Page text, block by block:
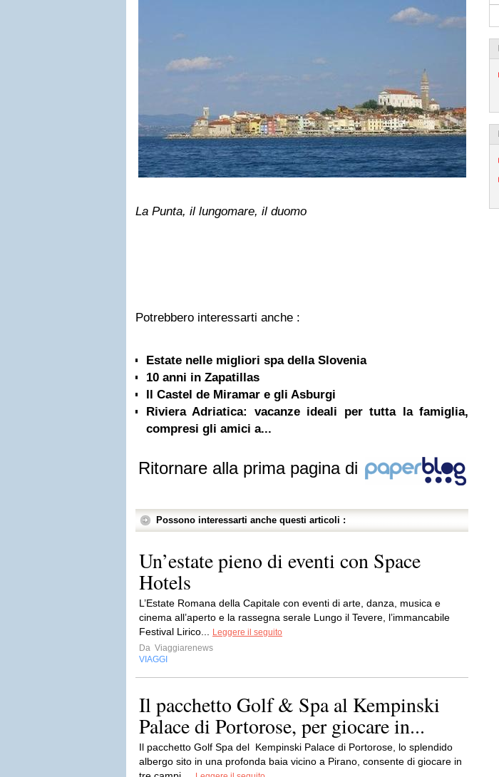
La Punta, il lungomare, il duomo
Potrebbero interessarti anche :
Estate nelle migliori spa della Slovenia
10 anni in Zapatillas
Il Castel de Miramar e gli Asburgi
Riviera Adriatica: vacanze ideali per tutta la famiglia,
compresi gli amici a...
Ritornare alla prima pagina di
Possono interessarti anche questi articoli :
Un’estate pieno di eventi con Space
Hotels
L’Estate Romana della Capitale con eventi di arte, danza, musica e
cinema all’aperto e la rassegna serale Lungo il Tevere, l’immancabile
Festival Lirico...
Leggere il seguito
Da Viaggiarenews
VIAGGI
Il pacchetto Golf & Spa al Kempinski
Palace di Portorose, per giocare in...
Il pacchetto Golf Spa del Kempinski Palace di Portorose, lo splendido
albergo sito in una profonda baia vicino a Pirano, consente di giocare in